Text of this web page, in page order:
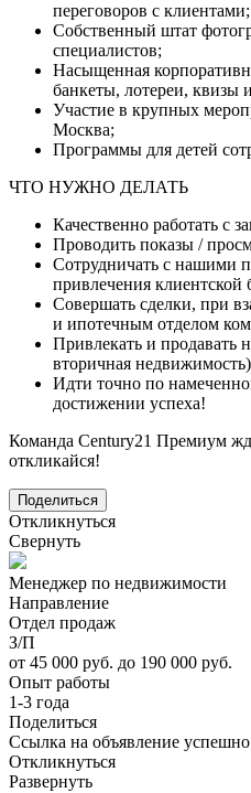
переговоров с клиентами;
Собственный штат
специалистов;
Насыщенная
банкеты, лотереи, квизы
Участие в крупных
Москва;
Программы для детей
ЧТО НУЖНО ДЕЛАТЬ
Качественно работать с
Проводить показы /
Сотрудничать с нашими
привлечения клиентской
Совершать сделки, при
и ипотечным отделом
Привлекать и продавать
вторичная
Идти точно по
достижении успеха!
Команда Century21 Премиум
откликайся!
Поделиться
Откликнуться
Свернуть
Менеджер по недвижимости
Направление
Отдел продаж
З/П
от 45 000 руб. до 190 000 руб.
Опыт работы
1-3 года
Поделиться
Ссылка на объявление
Откликнуться
Развернуть